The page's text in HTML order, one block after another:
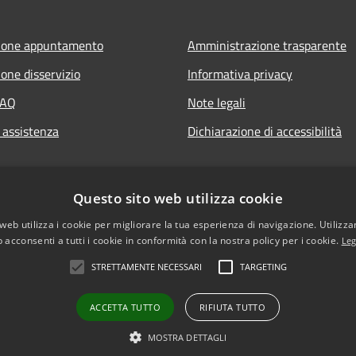
appuntamento
disservizio
Amministrazione trasparente
Informativa privacy
Note legali
Dichiarazione di accessibilità
Copyright © 2026 • Comune di
Questo sito web utilizza cookie
utilizza i cookie per migliorare la tua esperienza di navigazione.
acconsenti a tutti i cookie in conformità con la nostra policy per i cookie.
STRETTAMENTE NECESSARI TARGETING
ACCETTA TUTTO RIFIUTA TUTTO
MOSTRA DETTAGLI